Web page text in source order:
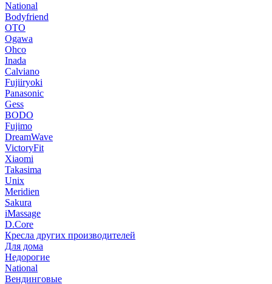
National
Bodyfriend
OTO
Ogawa
Ohco
Inada
Calviano
Fujiiryoki
Panasonic
Gess
BODO
Fujimo
DreamWave
VictoryFit
Xiaomi
Takasima
Unix
Meridien
Sakura
iMassage
D.Core
Кресла других производителей
Для дома
Недорогие
National
Вендинговые